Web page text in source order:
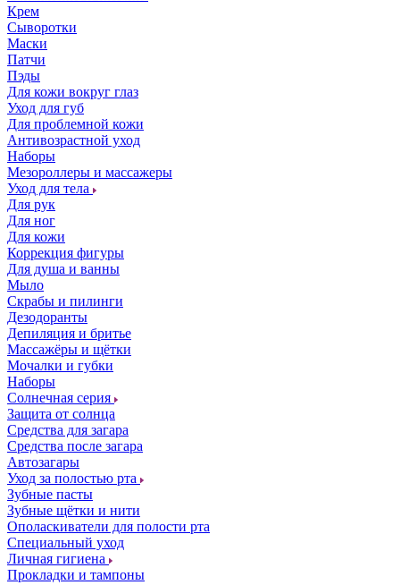
Крем
Сыворотки
Маски
Патчи
Пэды
Для кожи вокруг глаз
Уход для губ
Для проблемной кожи
Антивозрастной уход
Наборы
Мезороллеры и массажеры
Уход для тела
Для рук
Для ног
Для кожи
Коррекция фигуры
Для душа и ванны
Мыло
Скрабы и пилинги
Дезодоранты
Депиляция и бритье
Массажёры и щётки
Мочалки и губки
Наборы
Солнечная серия
Защита от солнца
Средства для загара
Средства после загара
Автозагары
Уход за полостью рта
Зубные пасты
Зубные щётки и нити
Ополаскиватели для полости рта
Специальный уход
Личная гигиена
Прокладки и тампоны